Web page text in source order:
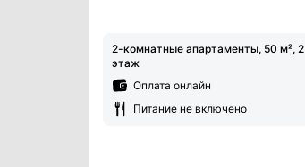
2-комнатные апартаменты, 50 м², 2
этаж
Оплата онлайн
Питание не включено